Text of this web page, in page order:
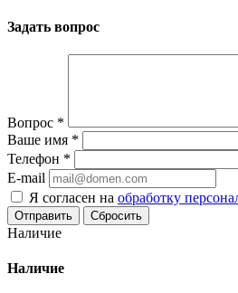
Задать вопрос
Вопрос *
Ваше имя *
Телефон *
E-mail
Я согласен на обработку
Сбросить
Наличие
Наличие